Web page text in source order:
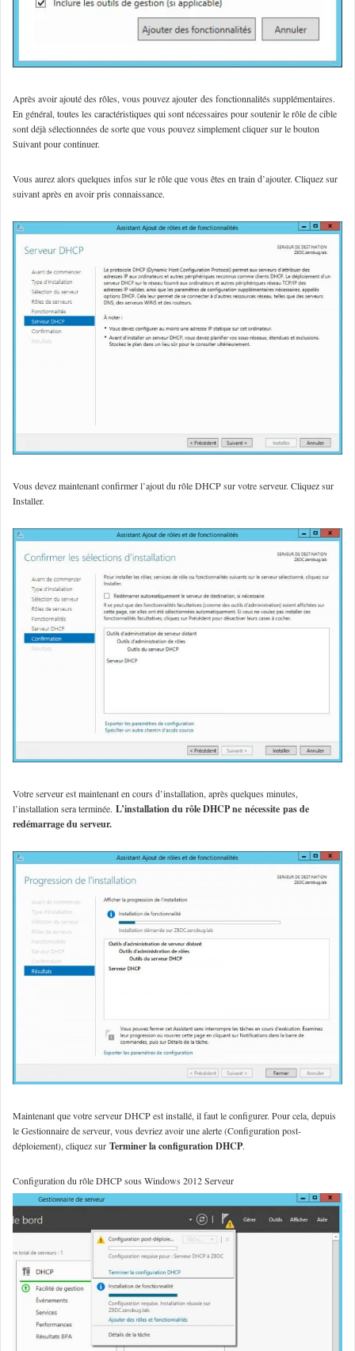
Après avoir ajouté des rôles, vous pouvez ajouter des fonctionnalités supplémentaires.
En général, toutes les caractéristiques qui sont nécessaires pour soutenir le rôle de cible
sont déjà sélectionnées de sorte que vous pouvez simplement cliquer sur le bouton
Suivant pour continuer.
Vous aurez alors quelques infos sur le rôle que vous êtes en train d’ajouter. Cliquez sur
suivant après en avoir pris connaissance.
Vous devez maintenant confirmer l’ajout du rôle DHCP sur votre serveur. Cliquez sur
Installer.
Votre serveur est maintenant en cours d’installation, après quelques minutes,
l’installation sera terminée. L’installation du rôle DHCP ne nécessite pas de
redémarrage du serveur.
Maintenant que votre serveur DHCP est installé, il faut le configurer. Pour cela, depuis
le Gestionnaire de serveur, vous devriez avoir une alerte (Configuration post-
déploiement), cliquez sur Terminer la configuration DHCP.
Configuration du rôle DHCP sous Windows 2012 Serveur